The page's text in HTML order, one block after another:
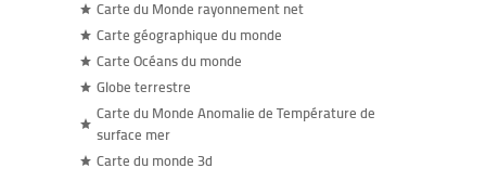
Carte du Monde rayonnement net
Carte géographique du monde
Carte Océans du monde
Globe terrestre
Carte du Monde Anomalie de Température de
surface mer
Carte du monde 3d